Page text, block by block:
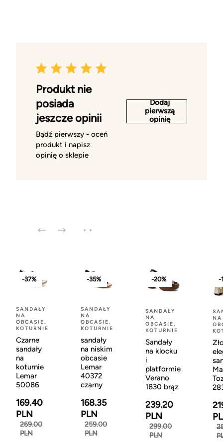
Produkt nie
posiada
jeszcze opinii
Bądź pierwszy - oceń
produkt i napisz
opinię o sklepie
Dodaj
pierwszą
opinię
-37%
SANDAŁY
NA
OBCASIE,
KOTURNIE
Czarne
sandały
na
koturnie
Lemar
50086
169.40
PLN
269.00
PLN
-35%
SANDAŁY
NA
OBCASIE,
KOTURNIE
sandały
na niskim
obcasie
Lemar
40372
czarny
168.35
PLN
259.00
PLN
-20%
SANDAŁY
NA
OBCASIE,
KOTURNIE
Sandały
na klocku
i
platformie
Verano
1830 brąz
239.20
PLN
299.00
PLN
-
NA